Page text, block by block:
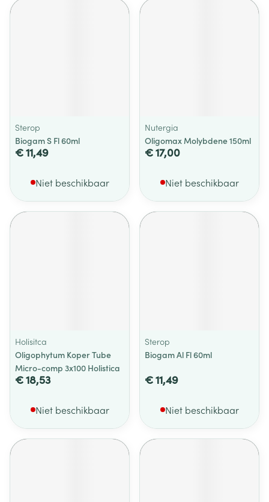
Sterop
Biogam S Fl 60ml
€ 11,49
Niet beschikbaar
Nutergia
Oligomax Molybdene 150ml
€ 17,00
Niet beschikbaar
Holisitca
Oligophytum Koper Tube
Micro-comp 3x100 Holistica
€ 18,53
Niet beschikbaar
Sterop
Biogam Al Fl 60ml
€ 11,49
Niet beschikbaar